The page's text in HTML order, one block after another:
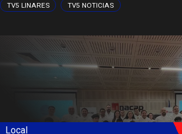
TV5 LINARES TV5 NOTICIAS
Local